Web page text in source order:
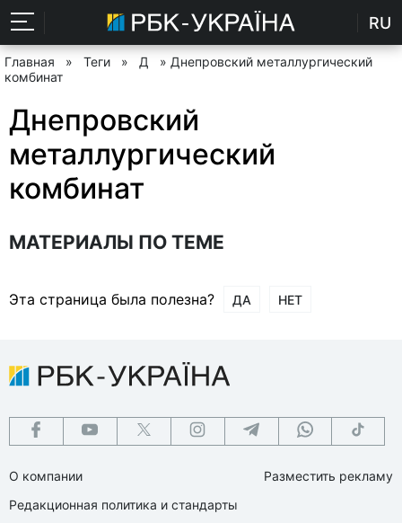
RU
Главная » Теги » Д
» Днепровский металлургический
комбинат
Днепровский
металлургический
комбинат
МАТЕРИАЛЫ ПО ТЕМЕ
Эта страница была полезна? ДА НЕТ
О компании
Редакционная политика и стандарты
Разместить рекламу